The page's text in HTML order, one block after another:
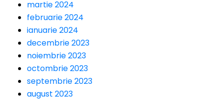
martie 2024
februarie 2024
ianuarie 2024
decembrie 2023
noiembrie 2023
octombrie 2023
septembrie 2023
august 2023